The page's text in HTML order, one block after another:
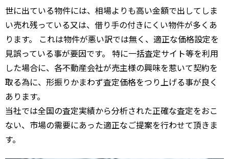
世に出ている物件には、相場よりも高い金額で出してしま
い売れ残っている又は、借り手の付きにくい物件が多くあ
ります。 これは物件が悪い訳では無く、適正な価格設定を
見誤っている事が要因です。 特に一括査定サイト等を利用
した場合に、各不動産会社が売主様の興味を惹いて契約を
取る為に、形振りかまわず査定価格をつり上げる事が良く
あります。
当社では全国の査定実績から分析された正確な査定をおこ
ない、市場の需要にあった適正なご提案を行わせて頂きま
す。